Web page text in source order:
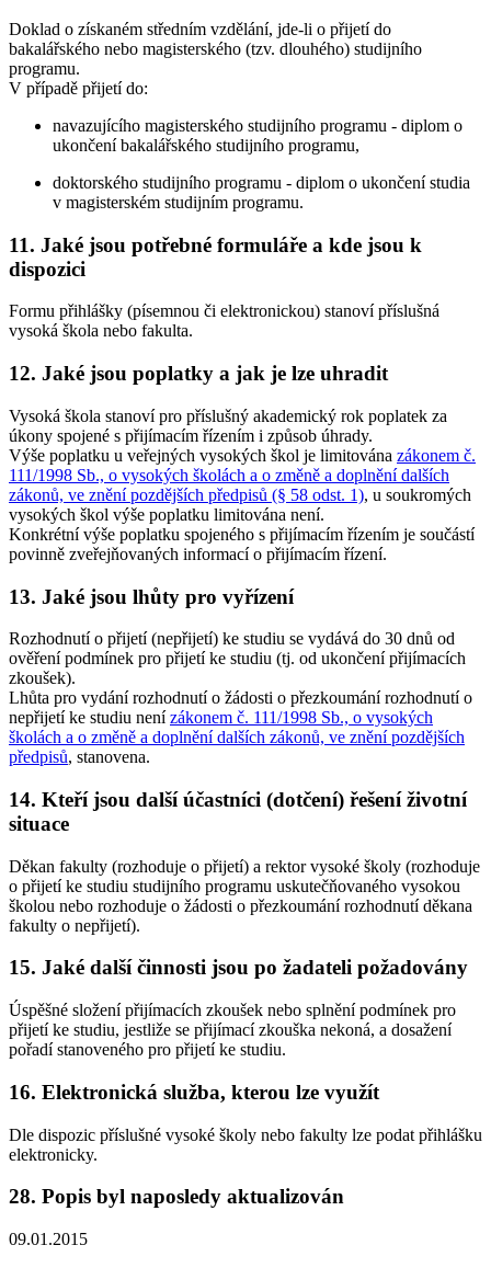
Doklad o získaném středním vzdělání, jde-li o přijetí do
bakalářského nebo magisterského (tzv. dlouhého) studijního
programu.
V případě přijetí do:
navazujícího magisterského studijního programu - diplom o
ukončení bakalářského studijního programu,
doktorského studijního programu - diplom o ukončení studia
v magisterském studijním programu.
11. Jaké jsou potřebné formuláře a kde jsou k
dispozici
Formu přihlášky (písemnou či elektronickou) stanoví příslušná
vysoká škola nebo fakulta.
12. Jaké jsou poplatky a jak je lze uhradit
Vysoká škola stanoví pro příslušný akademický rok poplatek za
úkony spojené s přijímacím řízením i způsob úhrady.
Výše poplatku u veřejných vysokých škol je limitována zákonem č.
111/1998 Sb., o vysokých školách a o změně a doplnění dalších
zákonů, ve znění pozdějších předpisů (§ 58 odst. 1), u soukromých
vysokých škol výše poplatku limitována není.
Konkrétní výše poplatku spojeného s přijímacím řízením je součástí
povinně zveřejňovaných informací o přijímacím řízení.
13. Jaké jsou lhůty pro vyřízení
Rozhodnutí o přijetí (nepřijetí) ke studiu se vydává do 30 dnů od
ověření podmínek pro přijetí ke studiu (tj. od ukončení přijímacích
zkoušek).
Lhůta pro vydání rozhodnutí o žádosti o přezkoumání rozhodnutí o
nepřijetí ke studiu nenízákonem č. 111/1998 Sb., o vysokých
školách a o změně a doplnění dalších zákonů, ve znění pozdějších
předpisů, stanovena.
14. Kteří jsou další účastníci (dotčení) řešení životní
situace
Děkan fakulty (rozhoduje o přijetí) a rektor vysoké školy (rozhoduje
o přijetí ke studiu studijního programu uskutečňovaného vysokou
školou nebo rozhoduje o žádosti o přezkoumání rozhodnutí děkana
fakulty o nepřijetí).
15. Jaké další činnosti jsou po žadateli požadovány
Úspěšné složení přijímacích zkoušek nebo splnění podmínek pro
přijetí ke studiu, jestliže se přijímací zkouška nekoná, a dosažení
pořadí stanoveného pro přijetí ke studiu.
16. Elektronická služba, kterou lze využít
Dle dispozic příslušné vysoké školy nebo fakulty lze podat přihlášku
elektronicky.
28. Popis byl naposledy aktualizován
09.01.2015